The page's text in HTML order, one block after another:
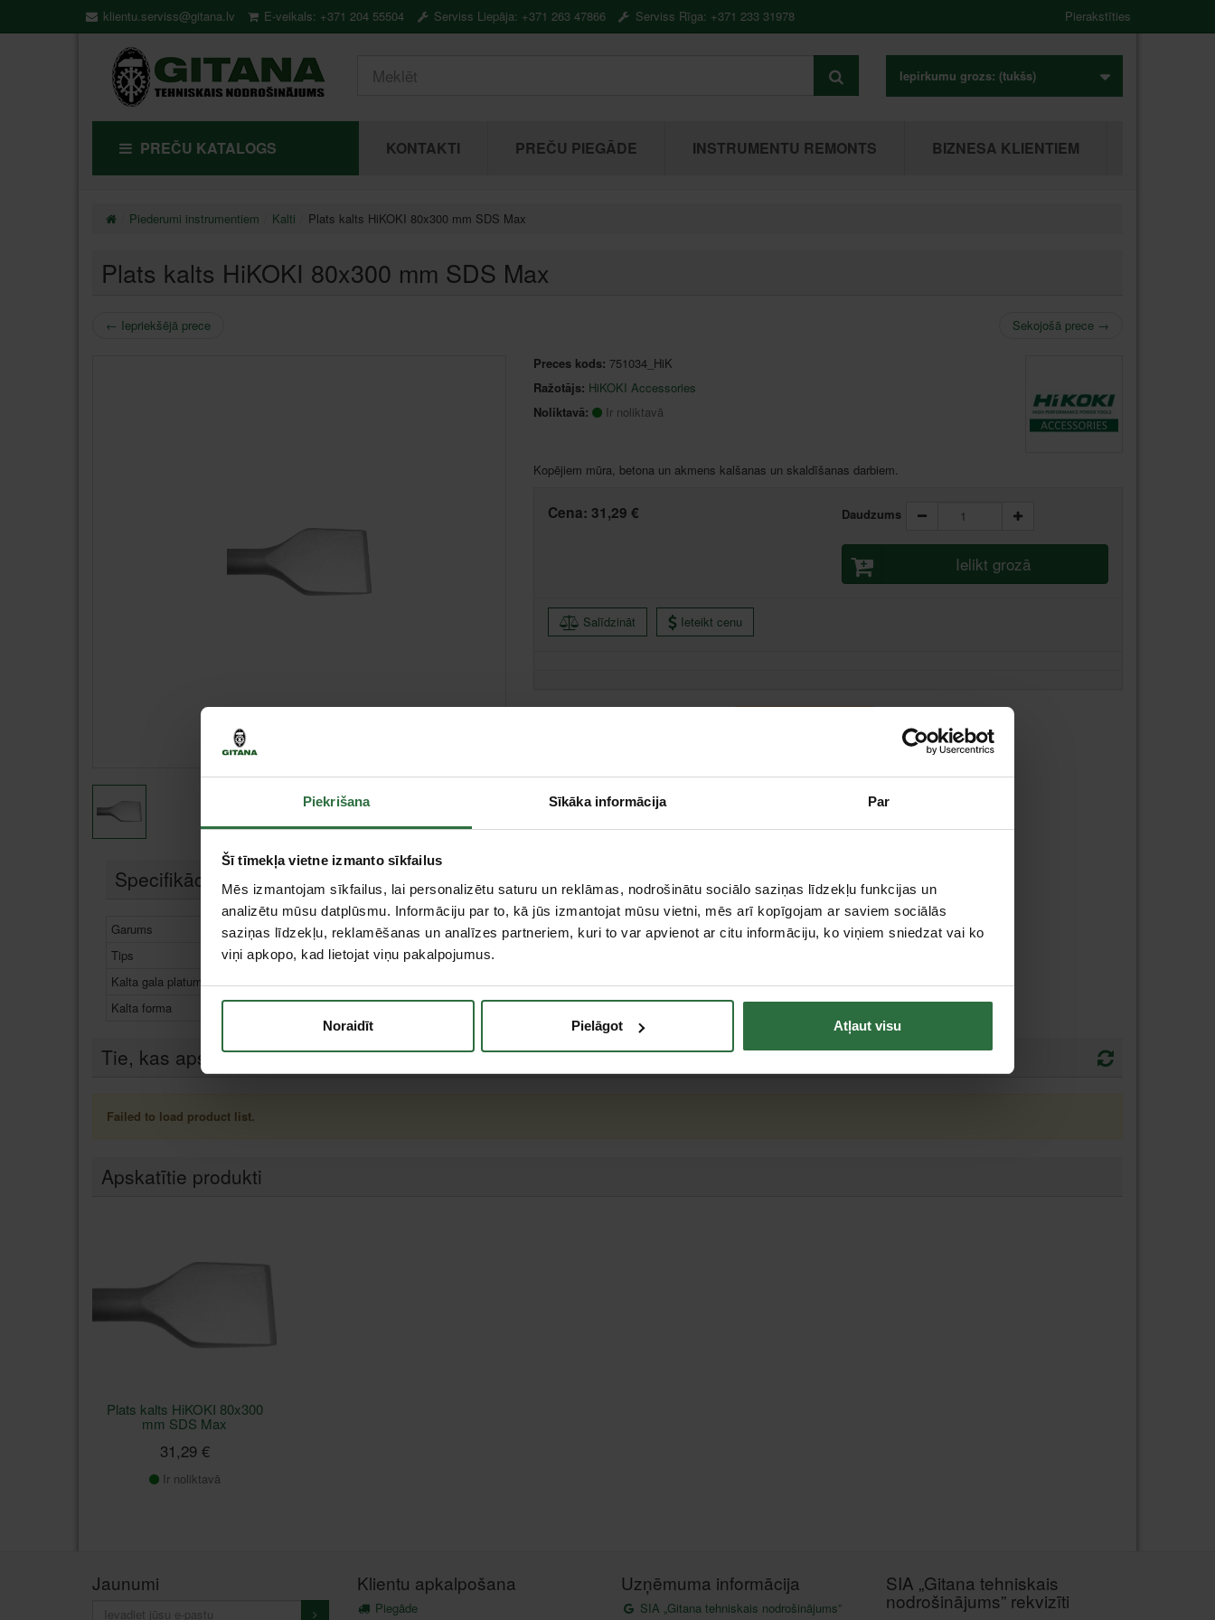
Piekrišana Sīkāka informācija Par
Šī tīmekļa vietne izmanto sīkfailus
Mēs izmantojam sīkfailus, lai personalizētu saturu un reklāmas, nodrošinātu sociālo saziņas līdzekļu funkcijas un
analizētu mūsu datplūsmu. Informāciju par to, kā jūs izmantojat mūsu vietni, mēs arī kopīgojam ar saviem sociālās
saziņas līdzekļu, reklamēšanas un analīzes partneriem, kuri to var apvienot ar citu informāciju, ko viņiem sniedzat vai ko
viņi apkopo, kad lietojat viņu pakalpojumus.
Noraidīt Pielāgot Atļaut visu
klientu.serviss@gitana.lv E-veikals: +371 204 55504 Serviss Liepāja: +371 263 47866 Serviss Rīga: +371 233 31978 Pierakstīties
Iepirkumu grozs: (tukšs)
PREČU KATALOGS KONTAKTI PREČU PIEGĀDE INSTRUMENTU REMONTS BIZNESA KLIENTIEM
Piederumi instrumentiem Kalti Plats kalts HiKOKI 80x300 mm SDS Max
Plats kalts HiKOKI 80x300 mm SDS Max
← Iepriekšējā prece Sekojošā prece →
Preces kods: 751034_HiK
Ražotājs: HiKOKI Accessories
Noliktavā:
Ir noliktavā
Kopējiem mūra, betona un akmens kalšanas un skaldīšanas darbiem.
Cena: 31,29 € Daudzums
Ielikt grozā
Salīdzināt Ieteikt cenu
Rīga, Ganību dambis 7A k-3, Rīga
Specifikācija
Garums
300 mm
Tips
SDS Max
Kalta gala platums
80 mm
Kalta forma
Plakans
Tie, kas apskatīja šo preci, tāpat interesējās par...
Failed to load product list.
Apskatītie produkti
Plats kalts HiKOKI 80x300
mm SDS Max
31,29 €
Ir noliktavā
Jaunumi Klientu apkalpošana
Piegāde
Uzņēmuma informācija
SIA „Gitana tehniskais nodrošinājums”
SIA „Gitana tehniskais
nodrošinājums” rekvizīti